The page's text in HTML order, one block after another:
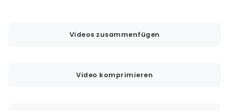
Videos zusammenfügen
Video komprimieren